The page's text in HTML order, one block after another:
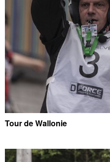
Tour de Wallonie